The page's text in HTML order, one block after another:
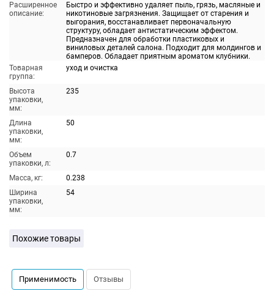
Расширенное
описание:
Быстро и эффективно удаляет пыль, грязь, масляные и
никотиновые загрязнения. Защищает от старения и
выгорания, восстанавливает первоначальную
структуру, обладает антистатическим эффектом.
Предназначен для обработки пластиковых и
виниловых деталей салона. Подходит для молдингов и
бамперов. Обладает приятным ароматом клубники.
Товарная
группа:
уход и очистка
Высота
упаковки,
мм:
235
Длина
упаковки,
мм:
50
Объем
упаковки, л:
0.7
Масса, кг:
0.238
Ширина
упаковки,
мм:
54
Похожие товары
Применимость Отзывы